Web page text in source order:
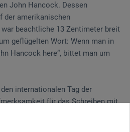
John Hancock. Dessen
der amerikanischen
beachtliche 13 Zentimeter breit
geflügelten Wort: Wenn man in
Hancock here“, bittet man um
internationalen Tag der
für das Schreiben mit